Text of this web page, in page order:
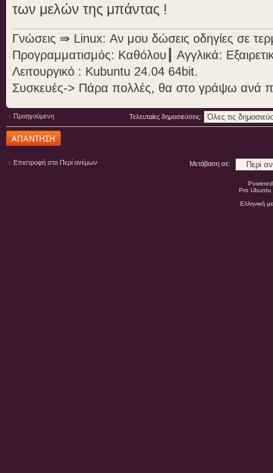
των μελών της μπάντας !
Γνώσεις ⇛ Linux: Αν μου δώσεις οδηγίες σε
Προγραμματισμός: Καθόλου┃ Αγγλικά:
Λειτουργικό : Kubuntu 24.04 64bit.
Συσκευές-> Πάρα πολλές, θα στο γράψω ανά
Προηγούμενη Τελευταίες δημοσιεύσεις:
Δημιουργία
απάντησης
Επιστροφή στο Περί ανέμων Μετάβαση σε:
Pro
Ελληνική